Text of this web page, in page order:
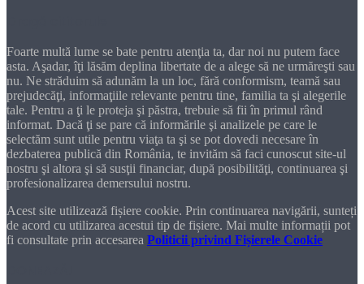
Foarte multă lume se bate pentru atenţia ta, dar noi nu putem face
asta. Aşadar, îţi lăsăm deplina libertate de a alege să ne urmăreşti sau
nu. Ne străduim să adunăm la un loc, fără conformism, teamă sau
prejudecăţi, informaţiile relevante pentru tine, familia ta şi alegerile
tale. Pentru a ţi le proteja şi păstra, trebuie să fii în primul rând
informat. Dacă ţi se pare că informările şi analizele pe care le
selectăm sunt utile pentru viaţa ta şi se pot dovedi necesare în
dezbaterea publică din România, te invităm să faci cunoscut site-ul
nostru şi altora şi să susţii financiar, după posibilităţi, continuarea şi
profesionalizarea demersului nostru.
Acest site utilizează fișiere cookie. Prin continuarea navigării, sunteți
de acord cu utilizarea acestui tip de fișiere. Mai multe informații pot
fi consultate prin accesarea Politicii privind Fișierele Cookie